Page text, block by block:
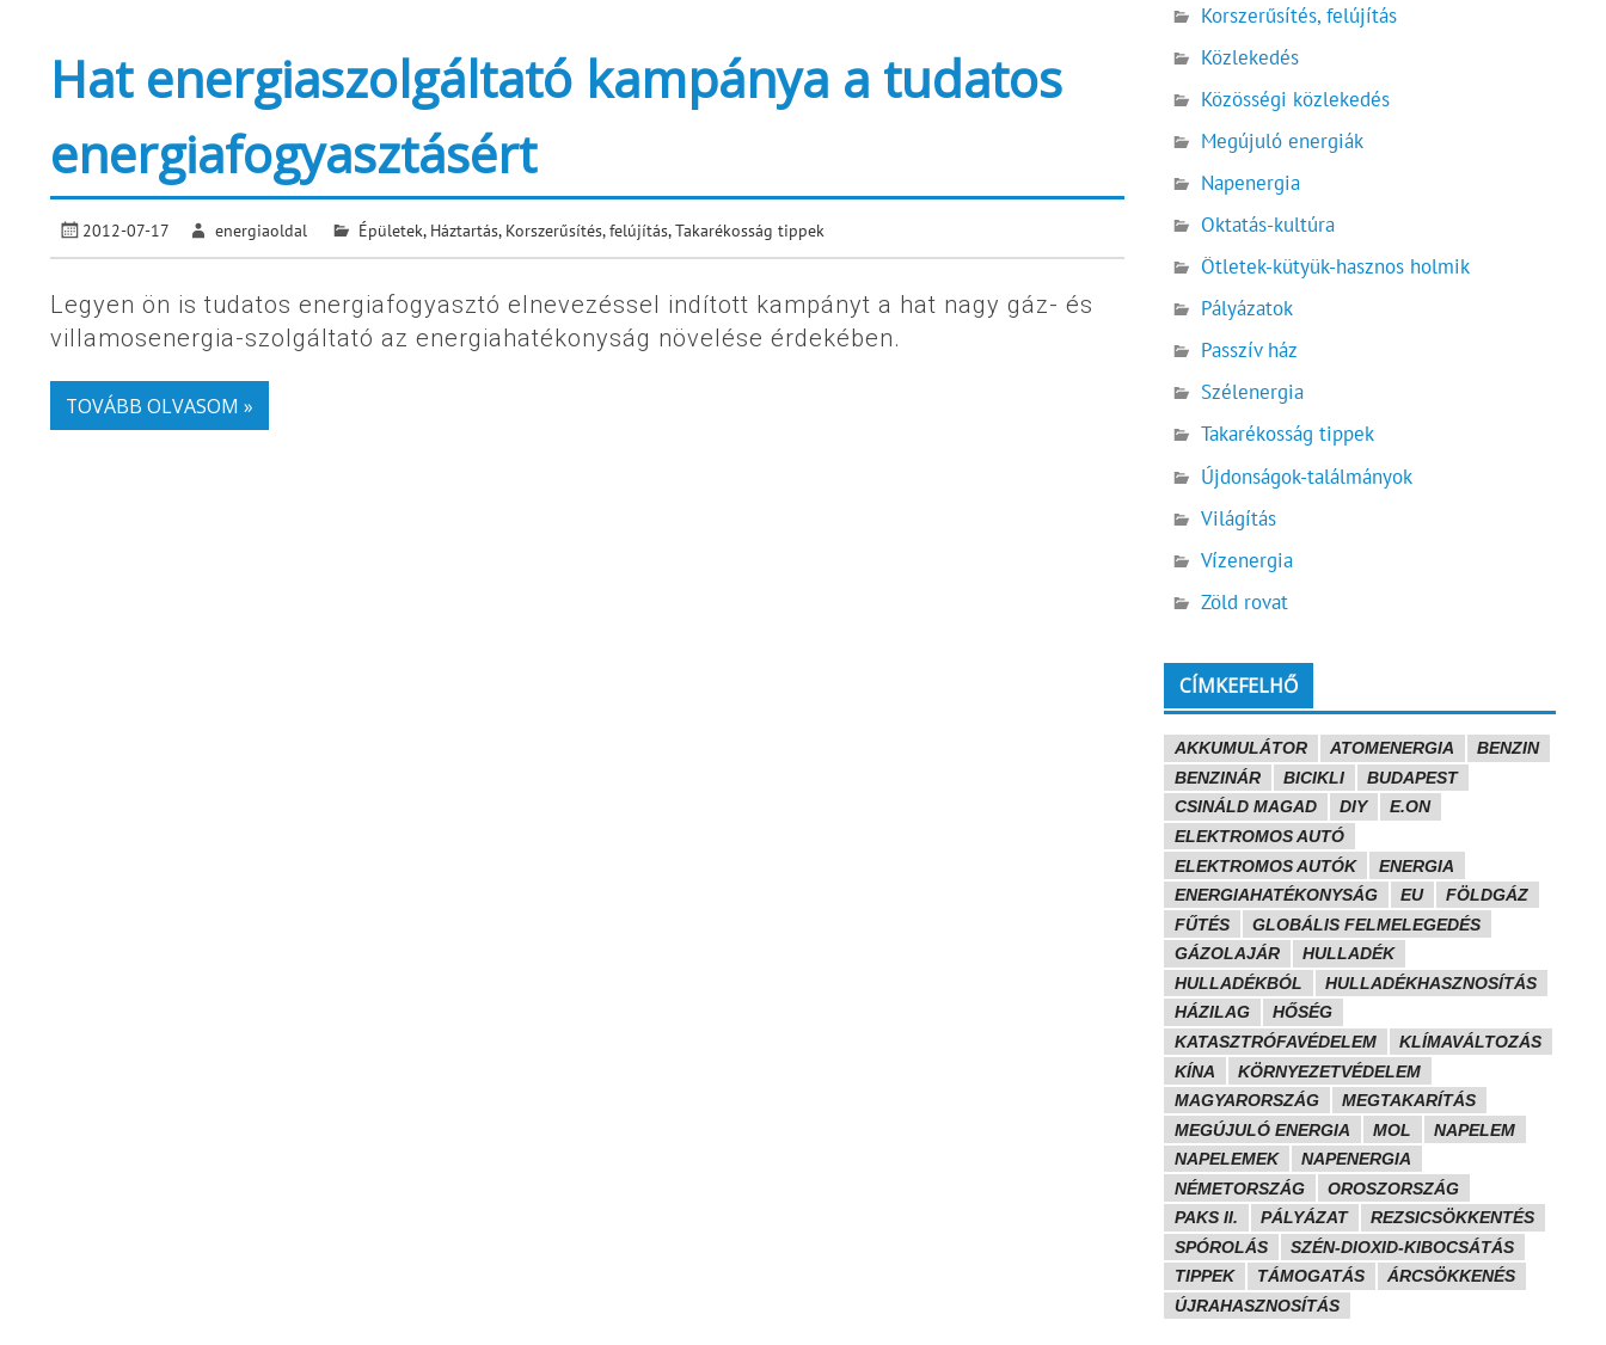
Hat energiaszolgáltató kampánya a tudatos
energiafogyasztásért
2012-07-17 energiaoldal Épületek, Háztartás, Korszerűsítés, felújítás,Takarékosság tippek
Legyen ön is tudatos energiafogyasztó elnevezéssel indított kampányt a hat nagy gáz- és
villamosenergia-szolgáltató az energiahatékonyság növelése érdekében.
TOVÁBB OLVASOM »
Korszerűsítés, felújítás
Közlekedés
Közösségi közlekedés
Megújuló energiák
Napenergia
Oktatás-kultúra
Ötletek-kütyük-hasznos holmik
Pályázatok
Passzív ház
Szélenergia
Takarékosság tippek
Újdonságok-találmányok
Világítás
Vízenergia
Zöld rovat
CÍMKEFELHŐ
AKKUMULÁTOR ATOMENERGIA
BENZIN
BENZINÁR
BICIKLI
BUDAPEST
CSINÁLD MAGAD
DIY
E.ON
ELEKTROMOS AUTÓ
ELEKTROMOS AUTÓK
ENERGIA
ENERGIAHATÉKONYSÁG
EU
FÖLDGÁZ
FŰTÉS
GLOBÁLIS FELMELEGEDÉS
GÁZOLAJÁR
HULLADÉK
HULLADÉKBÓL
HULLADÉKHASZNOSÍTÁS
HÁZILAG
HŐSÉG
KATASZTRÓFAVÉDELEM
KLÍMAVÁLTOZÁS
KÍNA
KÖRNYEZETVÉDELEM
MAGYARORSZÁG
MEGTAKARÍTÁS
MEGÚJULÓ ENERGIA
MOL
NAPELEM
NAPELEMEK
NAPENERGIA
NÉMETORSZÁG
OROSZORSZÁG
PAKS II.
PÁLYÁZAT
REZSICSÖKKENTÉS
SPÓROLÁS
SZÉN-DIOXID-KIBOCSÁTÁS
TIPPEK
TÁMOGATÁS
ÁRCSÖKKENÉS
ÚJRAHASZNOSÍTÁS